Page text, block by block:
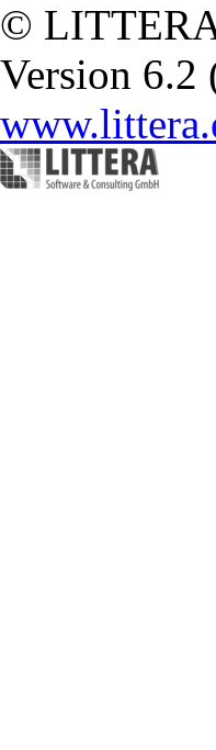
©
Version 6.2